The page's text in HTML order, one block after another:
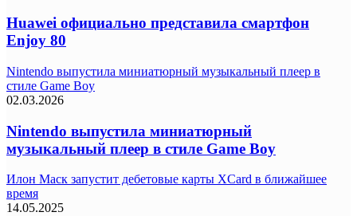
Huawei официально представила смартфон
Enjoy 80
Nintendo выпустила миниатюрный музыкальный плеер в
стиле Game Boy
02.03.2026
Nintendo выпустила миниатюрный
музыкальный плеер в стиле Game Boy
Илон Маск запустит дебетовые карты XCard в ближайшее
время
14.05.2025